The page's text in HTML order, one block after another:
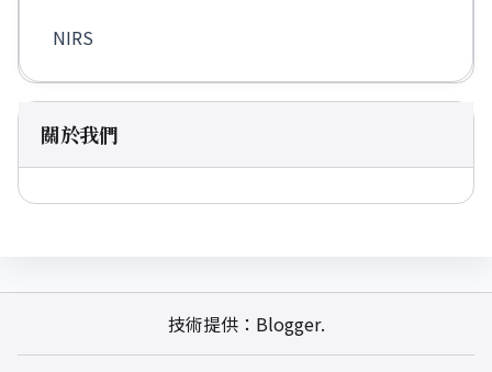
NIRS
關於我們
技術提供： Blogger.